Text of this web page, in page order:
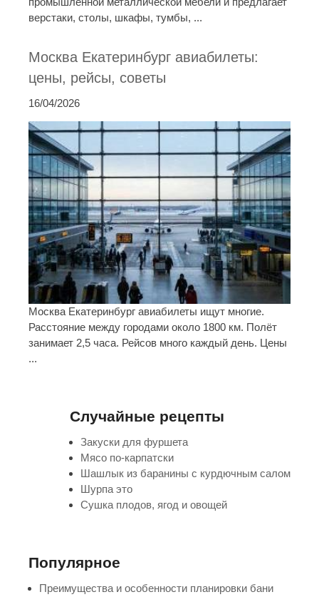
верстаки, столы, шкафы, тумбы, ...
Москва Екатеринбург авиабилеты:
цены, рейсы, советы
16/04/2026
Москва Екатеринбург авиабилеты ищут многие.
Расстояние между городами около 1800 км. Полёт
занимает 2,5 часа. Рейсов много каждый день. Цены
...
Случайные рецепты
Закуски для фуршета
Мясо по-карпатски
Шашлык из баранины с курдючным салом
Шурпа это
Сушка плодов, ягод и овощей
Популярное
Преимущества и особенности планировки бани